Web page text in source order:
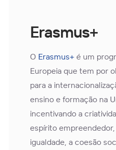
Erasmus+
O Erasmus+é um
Europeia que tem por
para a
ensino e formação na
incentivando a
espírito
igualdade, a coesão